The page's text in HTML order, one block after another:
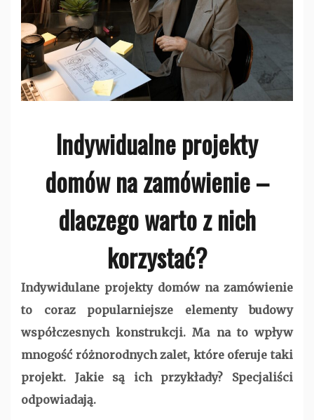
Indywidualne projekty
domów na zamówienie –
dlaczego warto z nich
korzystać?
Indywidulane projekty domów na zamówienie
to coraz popularniejsze elementy budowy
współczesnych konstrukcji. Ma na to wpływ
mnogość różnorodnych zalet, które oferuje taki
projekt. Jakie są ich przykłady? Specjaliści
odpowiadają.